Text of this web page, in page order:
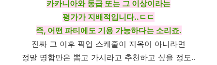
카카니아와 동급 또는 그 이상이라는
평가가 지배적입니다..ㄷㄷ
즉, 어떤 파티에도 기용 가능하다는 소리죠.
진짜 그 이후 픽업 스케줄이 지옥이 아니라면
정말 명함만은 뽑고 가시라고 추천하고 싶을 정도..